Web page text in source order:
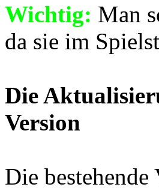
Wichtig: Man
da sie im
Die
Version
Die